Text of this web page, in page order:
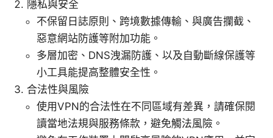
隱私與安全
不保留日誌原則、跨境數據傳輸、與廣告攔截、
惡意網站防護等附加功能。
多層加密、DNS洩漏防護、以及自動斷線保護等
小工具能提高整體安全性。
合法性與風險
使用VPN的合法性在不同區域有差異，請確保閱
讀當地法規與服務條款，避免觸法風險。